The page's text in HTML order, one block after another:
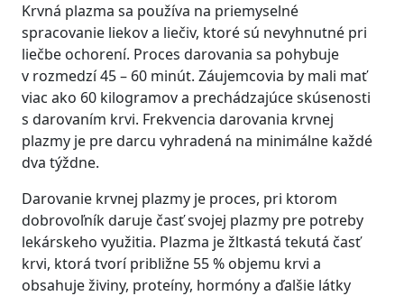
Krvná plazma sa používa na priemyselné
spracovanie liekov a liečiv, ktoré sú nevyhnutné pri
liečbe ochorení. Proces darovania sa pohybuje
v rozmedzí 45 – 60 minút. Záujemcovia by mali mať
viac ako 60 kilogramov a prechádzajúce skúsenosti
s darovaním krvi. Frekvencia darovania krvnej
plazmy je pre darcu vyhradená na minimálne každé
dva týždne.
Darovanie krvnej plazmy je proces, pri ktorom
dobrovoľník daruje časť svojej plazmy pre potreby
lekárskeho využitia. Plazma je žltkastá tekutá časť
krvi, ktorá tvorí približne 55 % objemu krvi a
obsahuje živiny, proteíny, hormóny a ďalšie látky